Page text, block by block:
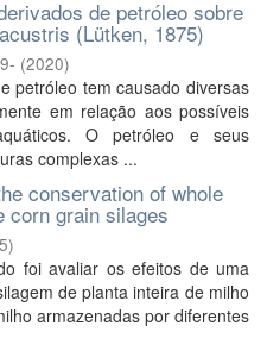
de petróleo sobre
(Lütken, 1875)
(2020)
petróleo tem causado diversas
em relação aos possíveis
O petróleo e seus
complexas ...
conservation of whole
corn grain silages
)
foi avaliar os efeitos de uma
de planta inteira de milho
armazenadas por diferentes